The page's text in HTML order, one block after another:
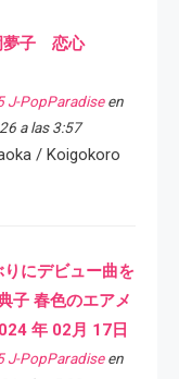
夢子 恋心
J-PopParadiseen
a las 3:57
/ Koigokoro
りにデビュー曲を
子 春色のエアメ
年 02月 17日
J-PopParadiseen